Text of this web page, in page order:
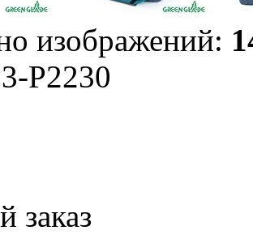
изображений:
P2230
заказ